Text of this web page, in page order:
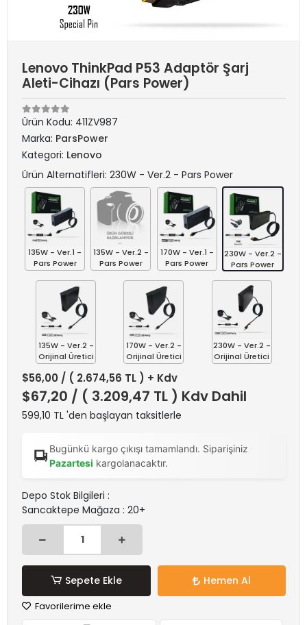
Lenovo ThinkPad P53 Adaptör Şarj
Aleti-Cihazı (Pars Power)
Ürün Kodu: 411ZV987
Marka: ParsPower
Kategori: Lenovo
Ürün Alternatifleri: 230W - Ver.2 - Pars Power
135W - Ver.1 -
Pars Power
135W - Ver.2 -
Pars Power
170W - Ver.1 -
Pars Power
230W - Ver.2 -
Pars Power
135W - Ver.2 -
Orijinal Üretici
170W - Ver.2 -
Orijinal Üretici
230W - Ver.2 -
Orijinal Üretici
$56,00 / ( 2.674,56 TL ) + Kdv
$67,20 / ( 3.209,47 TL ) Kdv Dahil
599,10 TL 'den başlayan taksitlerle
Bugünkü kargo çıkışı tamamlandı. Siparişiniz
Pazartesi kargolanacaktır.
Depo Stok Bilgileri :
Sancaktepe Mağaza : 20+
Sepete Ekle Hemen Al
Favorilerime ekle